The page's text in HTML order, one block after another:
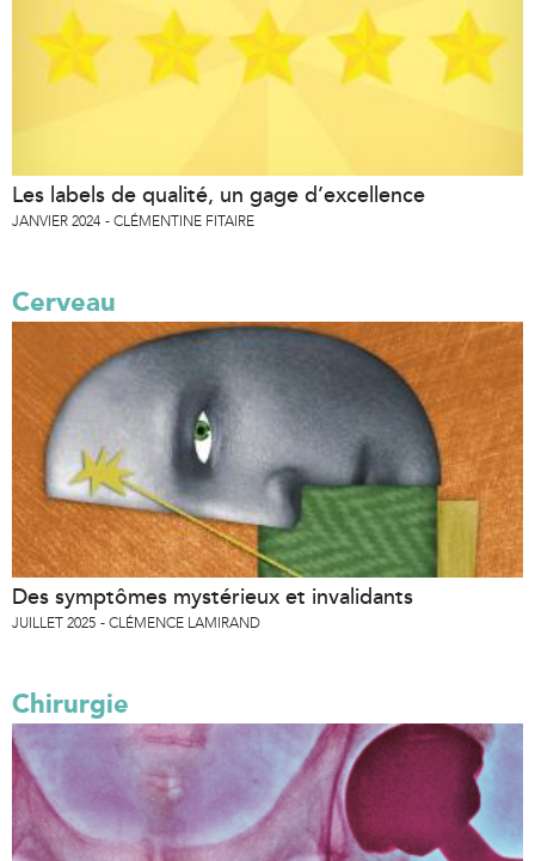
Les labels de qualité, un gage d’excellence
JANVIER 2024 CLÉMENTINE FITAIRE
Cerveau
Des symptômes mystérieux et invalidants
JUILLET 2025 CLÉMENCE LAMIRAND
Chirurgie